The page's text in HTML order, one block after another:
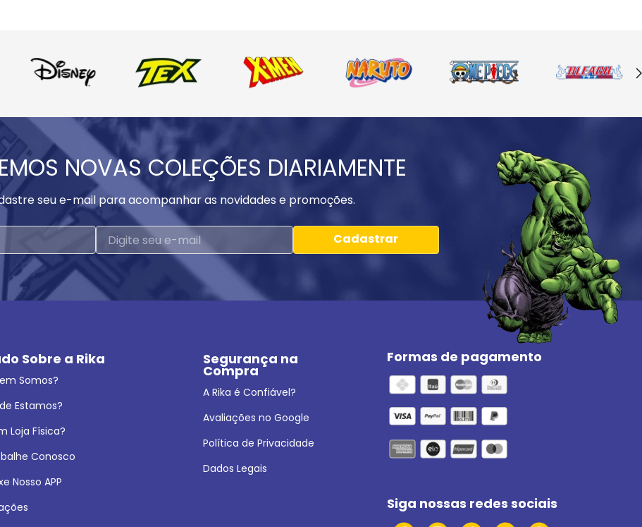
NOVAS COLEÇÕES DIARIAMENTE
seu e-mail para acompanhar as novidades e promoções.
Cadastrar
Sobre a Rika
Somos?
Estamos?
Loja Física?
Conosco
Nosso APP
Segurança na
Compra
A Rika é Confiável?
Avaliações no Google
Política de Privacidade
Dados Legais
Formas de pagamento
Siga nossas redes sociais